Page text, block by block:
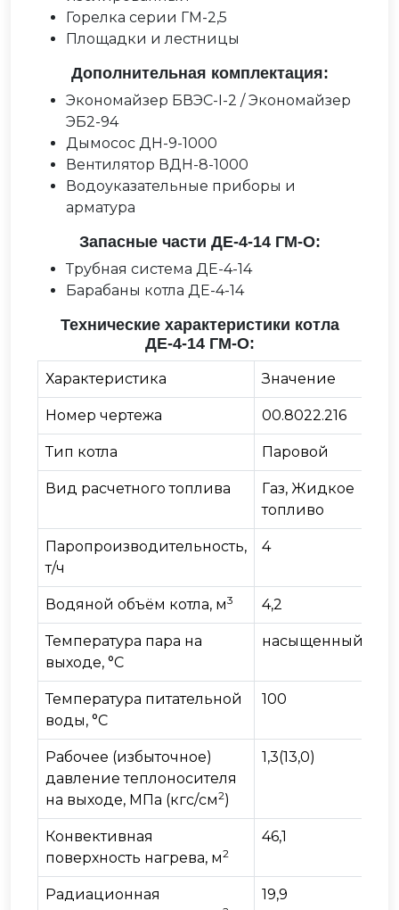
Горелка серии ГМ-2,5
Площадки и лестницы
Дополнительная комплектация:
Экономайзер БВЭС-I-2 / Экономайзер
ЭБ2-94
Дымосос ДН-9-1000
Вентилятор ВДН-8-1000
Водоуказательные приборы и
арматура
Запасные части ДЕ-4-14 ГМ-О:
Трубная система ДЕ-4-14
Барабаны котла ДЕ-4-14
Технические характеристики котла
ДЕ-4-14 ГМ-О:
Характеристика Значение
Номер чертежа 00.8022.216
Тип котла Паровой
Вид расчетного топлива
Газ, Жидкое
топливо
Паропроизводительность,
т/ч
4
Водяной объём котла, м3 4,2
Температура пара на
выходе, °С
насыщенный 194
Температура питательной
воды, °С
100
Рабочее (избыточное)
давление теплоносителя
на выходе, МПа (кгс/см2)
1,3(13,0)
Конвективная
поверхность нагрева, м2
46,1
Радиационная
19,9